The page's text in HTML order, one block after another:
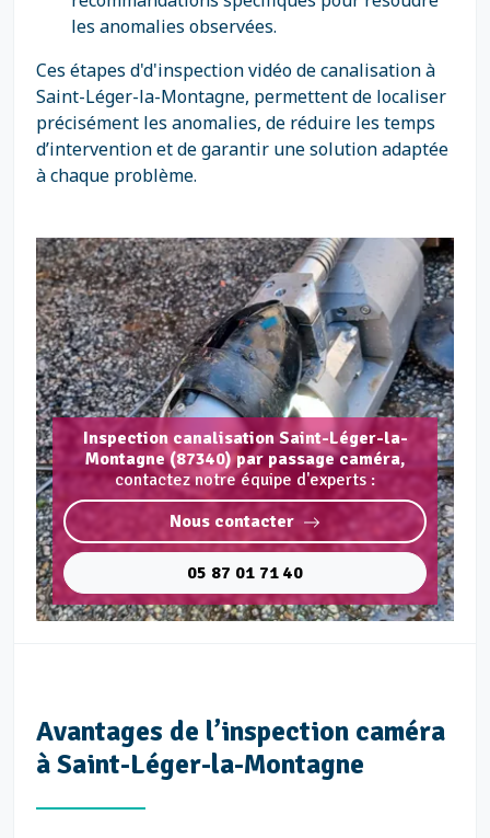
les anomalies observées.
Ces étapes d'd'inspection vidéo de canalisation à
Saint-Léger-la-Montagne, permettent de localiser
précisément les anomalies, de réduire les temps
d’intervention et de garantir une solution adaptée
à chaque problème.
Inspection canalisation Saint-Léger-la-
Montagne (87340) par passage caméra,
contactez notre équipe d'experts :
Nous contacter
05 87 01 71 40
Avantages de l’inspection caméra
à Saint-Léger-la-Montagne